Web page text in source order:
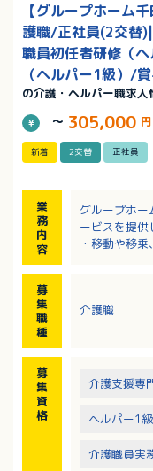
【グループホーム
護職/正社員(2交替
職員初任者研修（
（ヘルパー1級）/
の介護・ヘルパー職求人
～ 305,000 円
新着 2交替 正社員
業
務
内
容
グループホ
ービスを提供
・移動や移
等）
募
集
職
種
介護職
募
集
資
格
介護支援専
ヘルパー1級
介護職員実